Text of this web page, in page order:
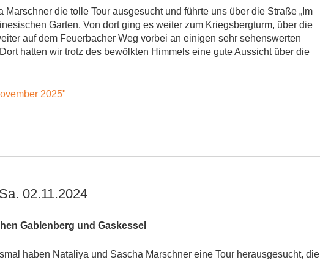
Marschner die tolle Tour ausgesucht und führte uns über die Straße „Im
Garten. Von dort ging es weiter zum Kriegsbergturm, über die
auf dem Feuerbacher Weg vorbei an einigen sehr sehenswerten
hatten wir trotz des bewölkten Himmels eine gute Aussicht über die
2025"
02.11.2024
Gablenberg und Gaskessel
haben Nataliya und Sascha Marschner eine Tour herausgesucht, die